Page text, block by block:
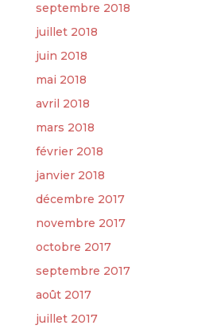
septembre 2018
juillet 2018
juin 2018
mai 2018
avril 2018
mars 2018
février 2018
janvier 2018
décembre 2017
novembre 2017
octobre 2017
septembre 2017
août 2017
juillet 2017